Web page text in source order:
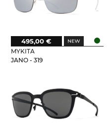
MYKITA
JANO - 319
495,00 €